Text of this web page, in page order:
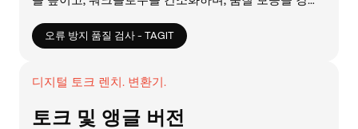
오류 방지 품질 검사 - TAGIT
디지털 토크 렌치. 변환기.
토크 및 앵글 버전